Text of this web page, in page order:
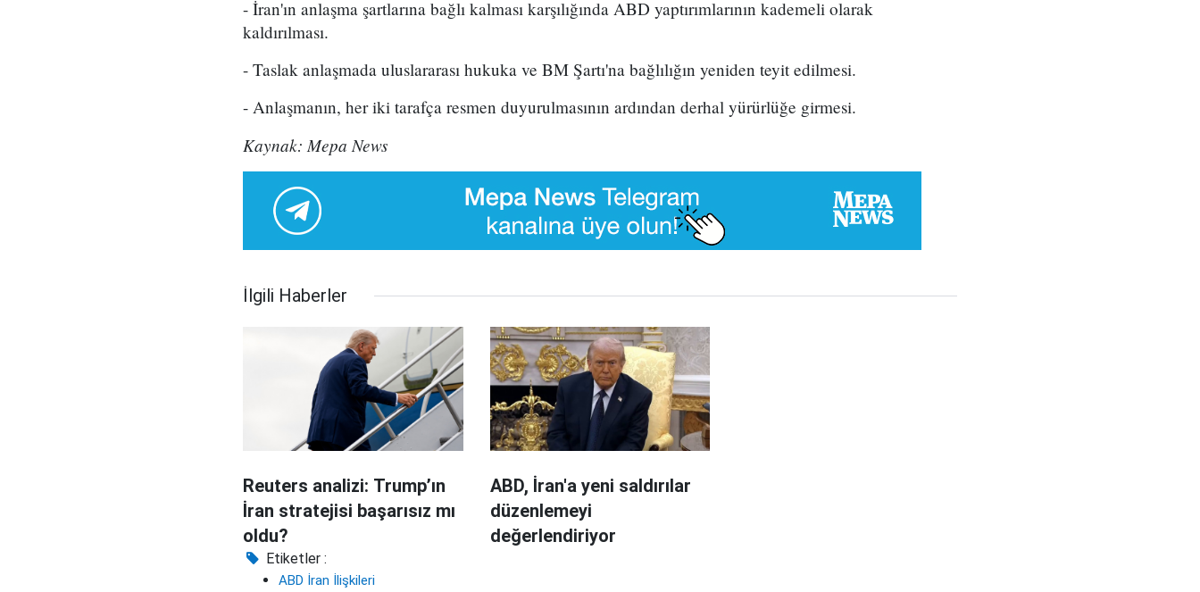
- İran'ın anlaşma şartlarına bağlı kalması karşılığında ABD yaptırımlarının kademeli olarak
kaldırılması.
- Taslak anlaşmada uluslararası hukuka ve BM Şartı'na bağlılığın yeniden teyit edilmesi.
- Anlaşmanın, her iki tarafça resmen duyurulmasının ardından derhal yürürlüğe girmesi.
Kaynak: Mepa News
İlgili Haberler
Reuters analizi: Trump’ın
İran stratejisi başarısız mı
oldu?
ABD, İran'a yeni saldırılar
düzenlemeyi
değerlendiriyor
Etiketler :
ABD İran İlişkileri